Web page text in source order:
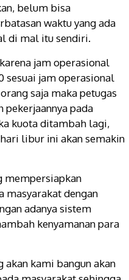
belum bisa
waktu yang ada
di mal itu sendiri.
jam operasional
sesuai jam operasional
saja maka petugas
pekerjaannya pada
kuota ditambah lagi,
libur ini akan semakin
mempersiapkan
masyarakat dengan
adanya sistem
kenyamanan para
akan kami bangun akan